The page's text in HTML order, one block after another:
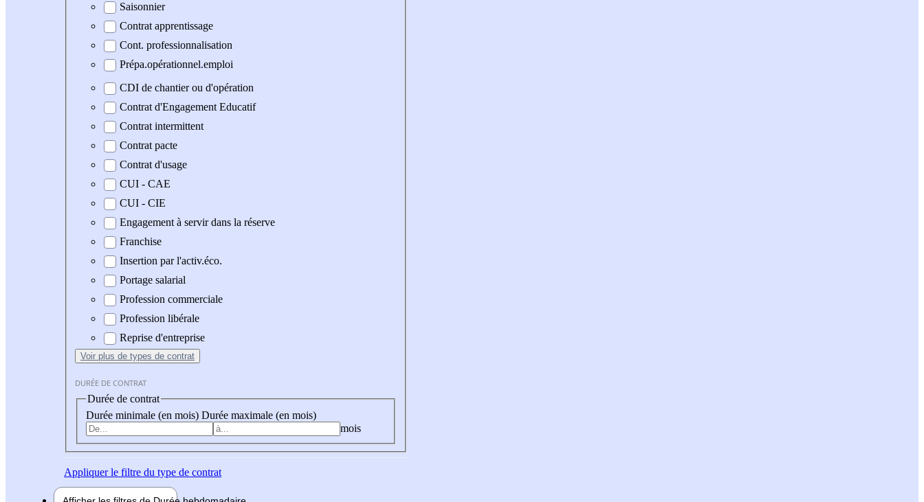
Saisonnier
Contrat apprentissage
Cont. professionnalisation
Prépa.opérationnel.emploi
CDI de chantier ou d'opération
Contrat d'Engagement Educatif
Contrat intermittent
Contrat pacte
Contrat d'usage
CUI - CAE
CUI - CIE
Engagement à servir dans la réserve
Franchise
Insertion par l'activ.éco.
Portage salarial
Profession commerciale
Profession libérale
Reprise d'entreprise
Voir plus de types de contrat
DURÉE DE CONTRAT
Durée de contrat
Durée minimale (en mois) Durée maximale (en mois)
mois
Appliquerle filtre du type de contrat